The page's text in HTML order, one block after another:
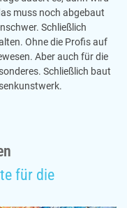
muss noch abgebaut
Schließlich
Ohne die Profis auf
Aber auch für die
Schließlich baut
für die